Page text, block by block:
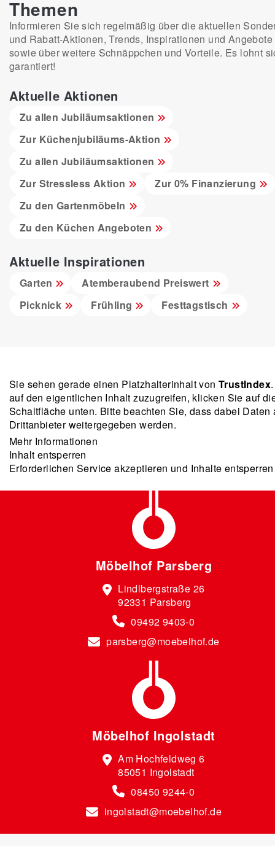
Themen
Informieren Sie sich regelmäßig über die aktuellen
und Rabatt-Aktionen, Trends, Inspirationen und Angebote
sowie über weitere Schnäppchen und Vorteile. Es lohnt
garantiert!
Aktuelle Aktionen
Zu allen Jubiläumsaktionen
Zur Küchenjubiläums-Aktion
Zu allen Jubiläumsaktionen
Zur Stressless Aktion
Zur 0% Finanzierung
Zu den Gartenmöbeln
Zu den Küchen Angeboten
Aktuelle Inspirationen
Garten
Atemberaubend Preiswert
Picknick
Frühling Festtagstisch
Sie sehen gerade einen Platzhalterinhalt von TrustIndex
auf den eigentlichen Inhalt zuzugreifen, klicken Sie auf
Schaltfläche unten. Bitte beachten Sie, dass dabei Daten
Drittanbieter weitergegeben werden.
Mehr Informationen
Inhalt entsperren
Erforderlichen Service akzeptieren und Inhalte entsperren
Möbelhof Parsberg
Lindlbergstraße 26
92331 Parsberg
09492 9403-0
parsberg@moebelhof.de
Möbelhof Ingolstadt
Am Hochfeldweg 6
85051 Ingolstadt
08450 9244-0
ingolstadt@moebelhof.de